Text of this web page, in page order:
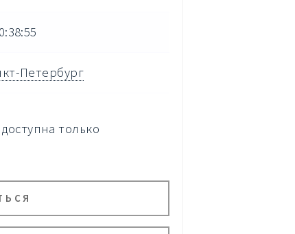
Петербург
только